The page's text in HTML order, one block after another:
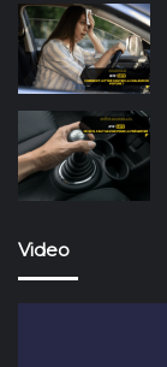
Video